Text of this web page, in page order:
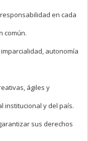
en cada
común.
autonomía
ágiles y
institucional y del país.
sus derechos